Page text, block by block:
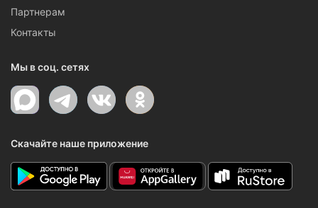
Партнерам
Контакты
Мы в соц. сетях
Скачайте наше приложение